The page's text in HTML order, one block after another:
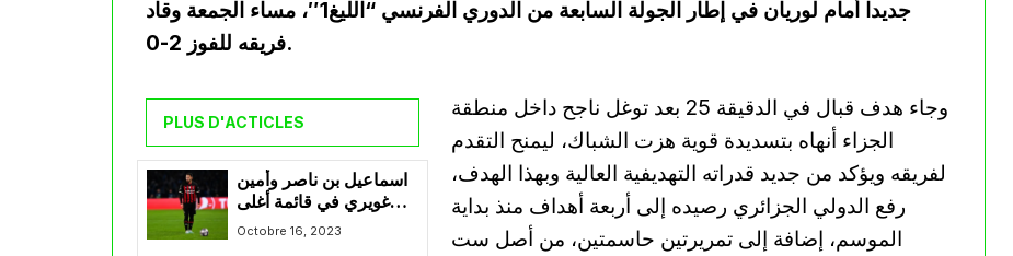
جديدا أمام لوريان في إطار الجولة السابعة من الدوري الفرنسي “الليغ1″، مساء الجمعة وقاد
فريقه للفوز 2-0.
PLUS D'ACTICLES
اسماعيل بن ناصر وأمين
غويري في قائمة أغلى
عشرة لاعبين في إفريقيا
Octobre 16, 2023
وجاء هدف قبال في الدقيقة 25 بعد توغل ناجح داخل منطقة
الجزاء أنهاه بتسديدة قوية هزت الشباك، ليمنح التقدم
لفريقه ويؤكد من جديد قدراته التهديفية العالية وبهذا الهدف،
رفع الدولي الجزائري رصيده إلى أربعة أهداف منذ بداية
الموسم، إضافة إلى تمريرتين حاسمتين، من أصل ست